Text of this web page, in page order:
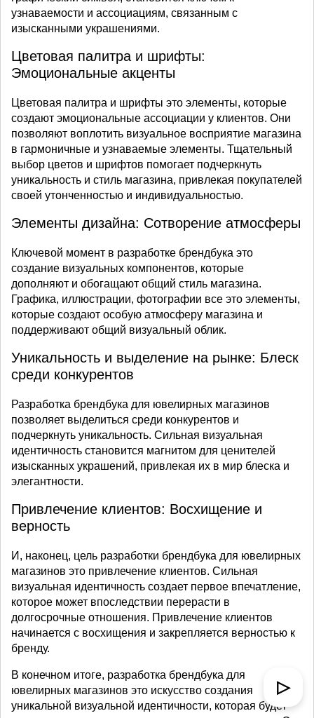
узнаваемости и ассоциациям, связанным с
изысканными украшениями.
Цветовая палитра и шрифты:
Эмоциональные акценты
Цветовая палитра и шрифты это элементы, которые
создают эмоциональные ассоциации у клиентов. Они
позволяют воплотить визуальное восприятие магазина
в гармоничные и узнаваемые элементы. Тщательный
выбор цветов и шрифтов помогает подчеркнуть
уникальность и стиль магазина, привлекая покупателей
своей утонченностью и индивидуальностью.
Элементы дизайна: Сотворение атмосферы
Ключевой момент в разработке брендбука это
создание визуальных компонентов, которые
дополняют и обогащают общий стиль магазина.
Графика, иллюстрации, фотографии все это элементы,
которые создают особую атмосферу магазина и
поддерживают общий визуальный облик.
Уникальность и выделение на рынке: Блеск
среди конкурентов
Разработка брендбука для ювелирных магазинов
позволяет выделиться среди конкурентов и
подчеркнуть уникальность. Сильная визуальная
идентичность становится магнитом для ценителей
изысканных украшений, привлекая их в мир блеска и
элегантности.
Привлечение клиентов: Восхищение и
верность
И, наконец, цель разработки брендбука для ювелирных
магазинов это привлечение клиентов. Сильная
визуальная идентичность создает первое впечатление,
которое может впоследствии перерасти в
долгосрочные отношения. Привлечение клиентов
начинается с восхищения и закрепляется верностью к
бренду.
В конечном итоге, разработка брендбука для
ювелирных магазинов это искусство создания
уникальной визуальной идентичности, которая будет
▷